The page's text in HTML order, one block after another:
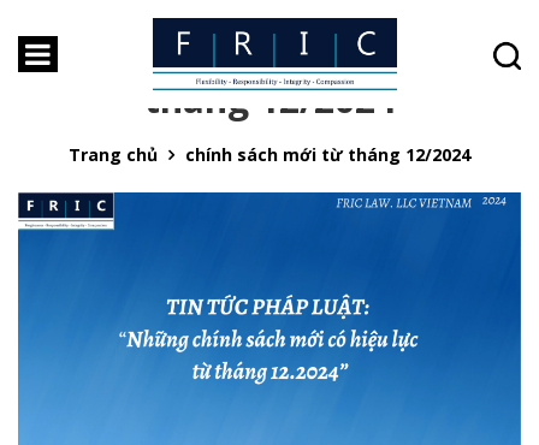
chính sách mới từ
tháng 12/2024
Trang chủ chính sách mới từ tháng 12/2024